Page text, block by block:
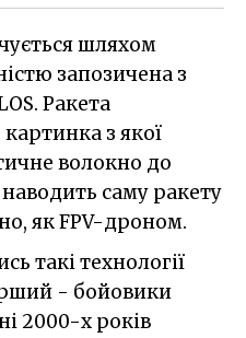
шляхом
запозичена з
Ракета
з якої
волокно до
саму ракету
як FPV-дроном.
такі технології
- бойовики
2000-х років